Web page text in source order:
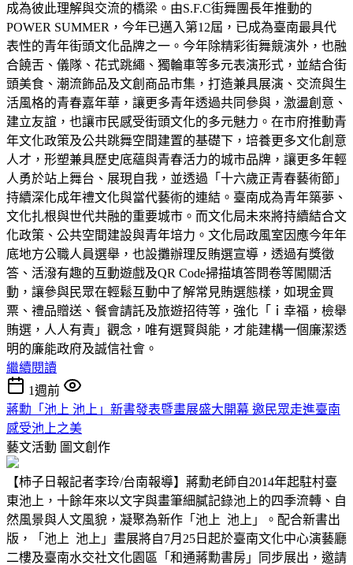
成為彼此理解與交流的橋梁。由S.F.C街舞團長年推動的
POWER SUMMER，今年已邁入第12屆，已成為臺南最具代
表性的青年街頭文化品牌之一。今年除精彩街舞競演外，也融
合饒舌、儀隊、花式跳繩、獨輪車等多元表演形式，並結合街
頭美食、潮流飾品及文創商品市集，打造兼具展演、交流與生
活風格的青春嘉年華，讓更多青年透過共同參與，激盪創意、
建立友誼，也讓市民感受街頭文化的多元魅力。在市府推動青
年文化政策及公共跳舞空間建置的基礎下，培養更多文化創意
人才，形塑兼具歷史底蘊與青春活力的城市品牌，讓更多年輕
人勇於站上舞台、展現自我，並透過「十六歲正青春藝術節」
持續深化成年禮文化與當代藝術的連結。臺南成為青年築夢、
文化扎根與世代共融的重要城市。而文化局未來將持續結合文
化政策、公共空間建設與青年培力。文化局政風室因應今年年
底地方公職人員選舉，也設攤辦理反賄選宣導，透過有獎徵
答、活潑有趣的互動遊戲及QR Code掃描填答問卷等闖關活
動，讓參與民眾在輕鬆互動中了解常見賄選態樣，如現金買
票、禮品贈送、餐會請託及旅遊招待等，強化「ｉ幸福，檢舉
賄選，人人有責」觀念，唯有選賢與能，才能建構一個廉潔透
明的廉能政府及誠信社會。
繼續閱讀
1週前
蔣勳「池上 池上」新書發表暨畫展盛大開幕 邀民眾走進臺南
感受池上之美
藝文活動 圖文創作
【柿子日報記者李玲/台南報導】蔣勳老師自2014年起駐村臺
東池上，十餘年來以文字與畫筆細膩記錄池上的四季流轉、自
然風景與人文風貌，凝聚為新作「池上 池上」。配合新書出
版，「池上 池上」畫展將自7月25日起於臺南文化中心演藝廳
二樓及臺南水交社文化園區「和通蔣勳書房」同步展出，邀請